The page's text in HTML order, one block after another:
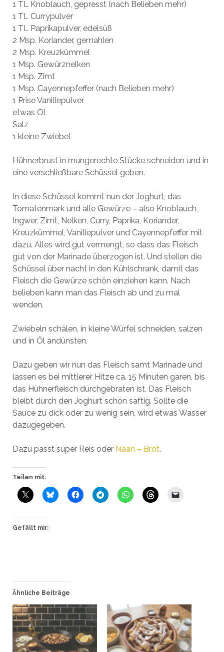
1 TL Knoblauch, gepresst (nach Belieben mehr)
1 TL Currypulver
1 TL Paprikapulver, edelsüß
2 Msp. Koriander, gemahlen
2 Msp. Kreuzkümmel
1 Msp. Gewürznelken
1 Msp. Zimt
1 Msp. Cayennepfeffer (nach Belieben mehr)
1 Prise Vanillepulver
etwas Öl
Salz
1 kleine Zwiebel
Hühnerbrust in mungerechte Stücke schneiden und in
eine verschließbare Schüssel geben.
In diese Schüssel kommt nun der Joghurt, das
Tomatenmark und alle Gewürze – also Knoblauch,
Ingwer, Zimt, Nelken, Curry, Paprika, Koriander,
Kreuzkümmel, Vanillepulver und Cayennepfeffer mit
dazu. Alles wird gut vermengt, so dass das Fleisch
gut von der Marinade überzogen ist. Und stellen die
Schüssel über nacht in den Kühlschrank, damit das
Fleisch die Gewürze schön einziehen kann. Nach
belieben kann man das Fleisch ab und zu mal
wenden.
Zwiebeln schälen, in kleine Würfel schneiden, salzen
und in Öl andünsten.
Dazu geben wir nun das Fleisch samt Marinade und
lassen es bei mittlerer Hitze ca. 15 Minuten garen, bis
das Hühnerfleisch durchgebraten ist. Das Fleisch
bleibt durch den Joghurt schön saftig. Sollte die
Sauce zu dick oder zu wenig sein, wird etwas Wasser
dazugegeben.
Dazu passt super Reis oder Naan – Brot.
Teilen mit:
Gefällt mir:
Ähnliche Beiträge